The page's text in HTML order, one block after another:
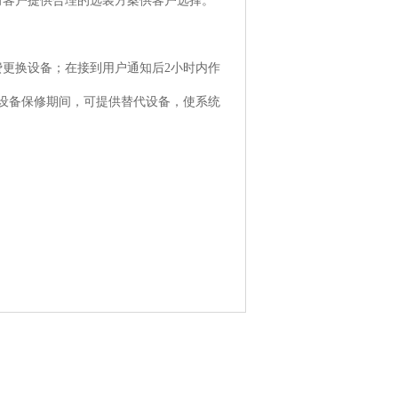
换设备；在接到用户通知后2小时内作
备保修期间，可提供替代设备，使系统